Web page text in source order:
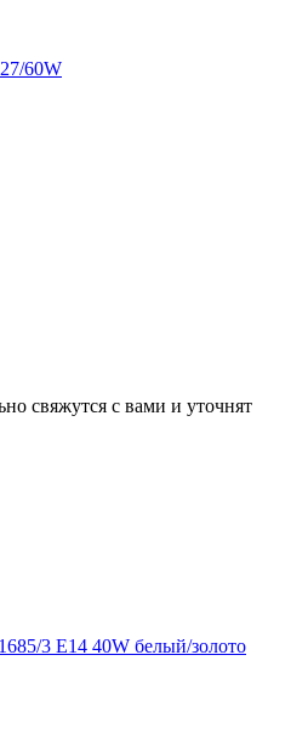
60W
свяжутся с вами и уточнят
3 E14 40W белый/золото